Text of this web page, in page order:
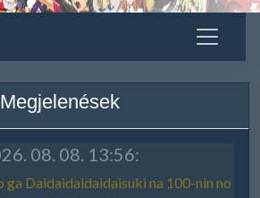
Megjelenések